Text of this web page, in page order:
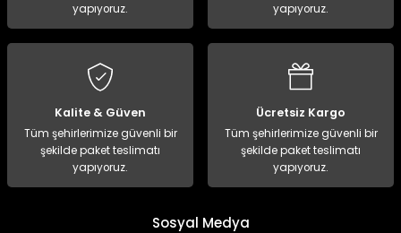
yapıyoruz.
yapıyoruz.
Kalite & Güven
Tüm şehirlerimize güvenli bir
şekilde paket teslimatı
yapıyoruz.
Ücretsiz Kargo
Tüm şehirlerimize güvenli bir
şekilde paket teslimatı
yapıyoruz.
Sosyal Medya